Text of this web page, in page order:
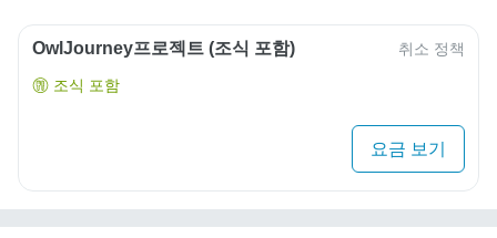
OwlJourney프로젝트 (조식 포함) 취소 정책
조식 포함
요금 보기